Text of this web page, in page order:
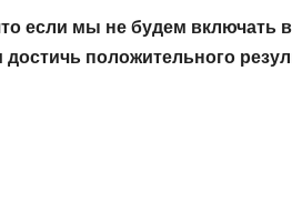
если мы не будем включать
положительного